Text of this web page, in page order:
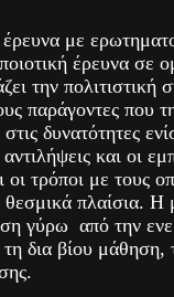
με
έρευνα σε
την πολιτιστική
παράγοντες που
δυνατότητες
και οι
τρόποι με τους
θεσμικά πλαίσια. Η
γύρω από την
δια βίου μάθηση,